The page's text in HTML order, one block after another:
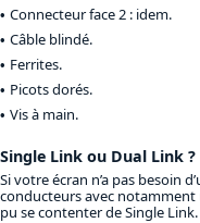
Connecteur face 2 : idem.
Câble blindé.
Ferrites.
Picots dorés.
Vis à main.
Single Link ou Dual Link ?
Si votre écran n’a pas besoin
conducteurs avec notamment
pu se contenter de Single